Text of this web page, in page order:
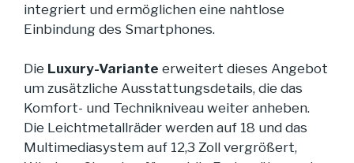
integriert und ermöglichen eine nahtlose
Einbindung des Smartphones.
Die Luxury-Variante erweitert dieses Angebot
um zusätzliche Ausstattungsdetails, die das
Komfort- und Technikniveau weiter anheben.
Die Leichtmetallräder werden auf 18 und das
Multimediasystem auf 12,3 Zoll vergrößert,